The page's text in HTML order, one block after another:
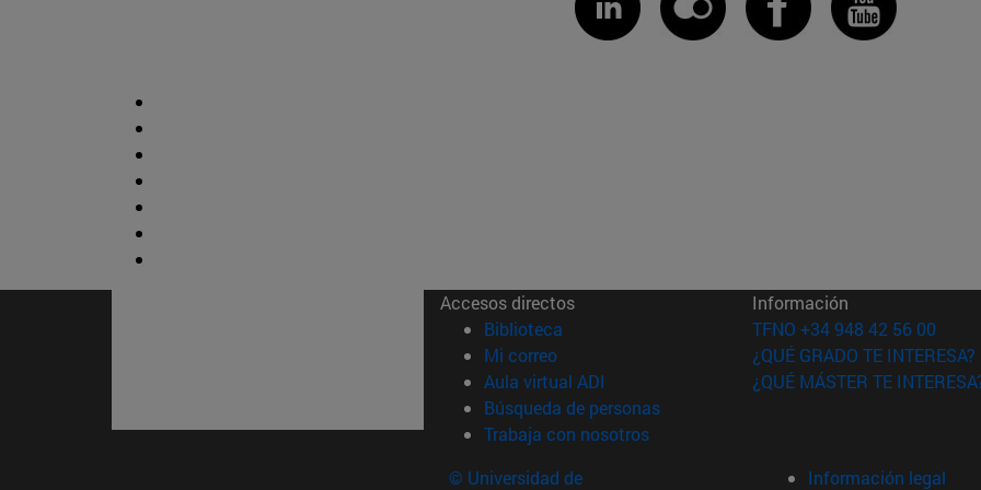
Accesos directos
Biblioteca (abre en nueva ventana)
Mi correo(abre en nueva ventana)
Aula virtual ADI (abre en nueva ventana)
Búsqueda de personas(abre en nueva ventana)
Trabaja con nosotros(abre en nueva ventana)
Información
TFNO +34 948 42 56 00
¿QUÉ GRADO TE INTERESA?
¿QUÉ MÁSTER TE
© Universidad de Información legal